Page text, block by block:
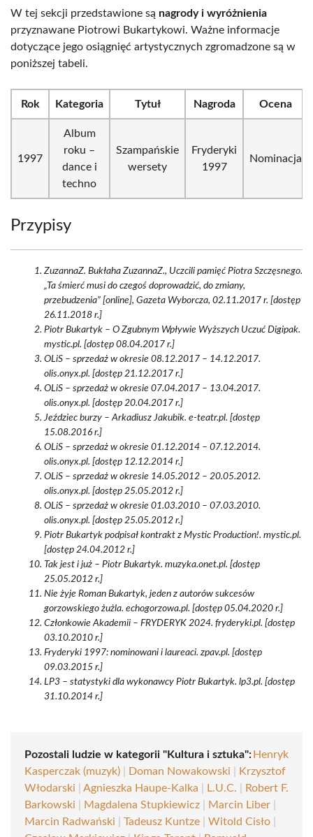
W tej sekcji przedstawione są nagrody i wyróżnienia
przyznawane Piotrowi Bukartykowi. Ważne informacje
dotyczące jego osiągnięć artystycznych zgromadzone są w
poniższej tabeli.
Rok Kategoria Tytuł Nagroda Ocena
1997
Album
roku –
dance i
techno
Szampańskie
wersety
Fryderyki
1997
Nominacja
Przypisy
ZuzannaZ. Bukłaha ZuzannaZ., Uczcili pamięć Piotra Szczęsnego.
„Ta śmierć musi do czegoś doprowadzić, do zmiany,
przebudzenia” [online], Gazeta Wyborcza, 02.11.2017 r. [dostęp
26.11.2018 r.]
Piotr Bukartyk – O Zgubnym Wpływie Wyższych Uczuć Digipak.
mystic.pl. [dostęp 08.04.2017 r.]
OLiS – sprzedaż w okresie 08.12.2017 – 14.12.2017.
olis.onyx.pl. [dostęp 21.12.2017 r.]
OLiS – sprzedaż w okresie 07.04.2017 – 13.04.2017.
olis.onyx.pl. [dostęp 20.04.2017 r.]
Jeździec burzy – Arkadiusz Jakubik. e-teatr.pl. [dostęp
15.08.2016 r.]
OLiS – sprzedaż w okresie 01.12.2014 – 07.12.2014.
olis.onyx.pl. [dostęp 12.12.2014 r.]
OLiS – sprzedaż w okresie 14.05.2012 – 20.05.2012.
olis.onyx.pl. [dostęp 25.05.2012 r.]
OLiS – sprzedaż w okresie 01.03.2010 – 07.03.2010.
olis.onyx.pl. [dostęp 25.05.2012 r.]
Piotr Bukartyk podpisał kontrakt z Mystic Production!. mystic.pl.
[dostęp 24.04.2012 r.]
Tak jest i już – Piotr Bukartyk. muzyka.onet.pl. [dostęp
25.05.2012 r.]
Nie żyje Roman Bukartyk, jeden z autorów sukcesów
gorzowskiego żużla. echogorzowa.pl. [dostęp 05.04.2020 r.]
Członkowie Akademii – FRYDERYK 2024. fryderyki.pl. [dostęp
03.10.2010 r.]
Fryderyki 1997: nominowani i laureaci. zpav.pl. [dostęp
09.03.2015 r.]
LP3 – statystyki dla wykonawcy Piotr Bukartyk. lp3.pl. [dostęp
31.10.2014 r.]
Pozostali ludzie w kategorii "Kultura i sztuka": Henryk
Kasperczak (muzyk)
Doman Nowakowski
Krzysztof
Włodarski
Agnieszka Haupe-Kalka L.U.C.
Robert F.
Barkowski
Magdalena Stupkiewicz Marcin Liber
Marcin Radwański
Tadeusz Kuntze Witold Cisło